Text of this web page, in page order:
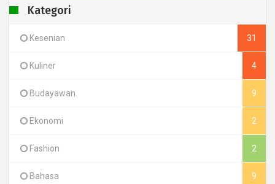
Kategori
Kesenian 31
Kuliner 4
Budayawan 9
Ekonomi 2
Fashion 2
Bahasa 9